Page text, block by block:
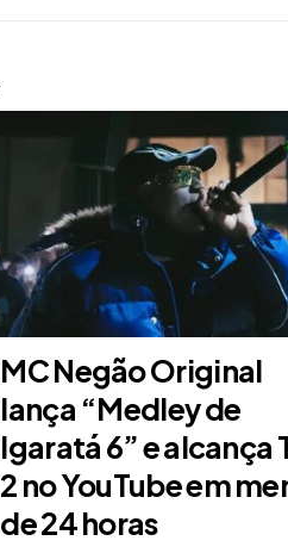
MC Negão Original
lança “Medley de
Igaratá 6” e alcança
2 no YouTube em
de 24 horas